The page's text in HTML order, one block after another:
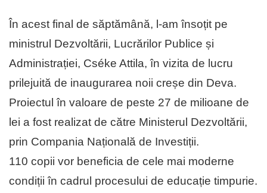
În acest final de săptămână, l-am însoțit pe
ministrul Dezvoltării, Lucrărilor Publice și
Administrației, Cséke Attila, în vizita de lucru
prilejuită de inaugurarea noii creșe din Deva.
Proiectul în valoare de peste 27 de milioane de
lei a fost realizat de către Ministerul Dezvoltării,
prin Compania Națională de Investiții.
110 copii vor beneficia de cele mai moderne
condiții în cadrul procesului de educație timpurie.